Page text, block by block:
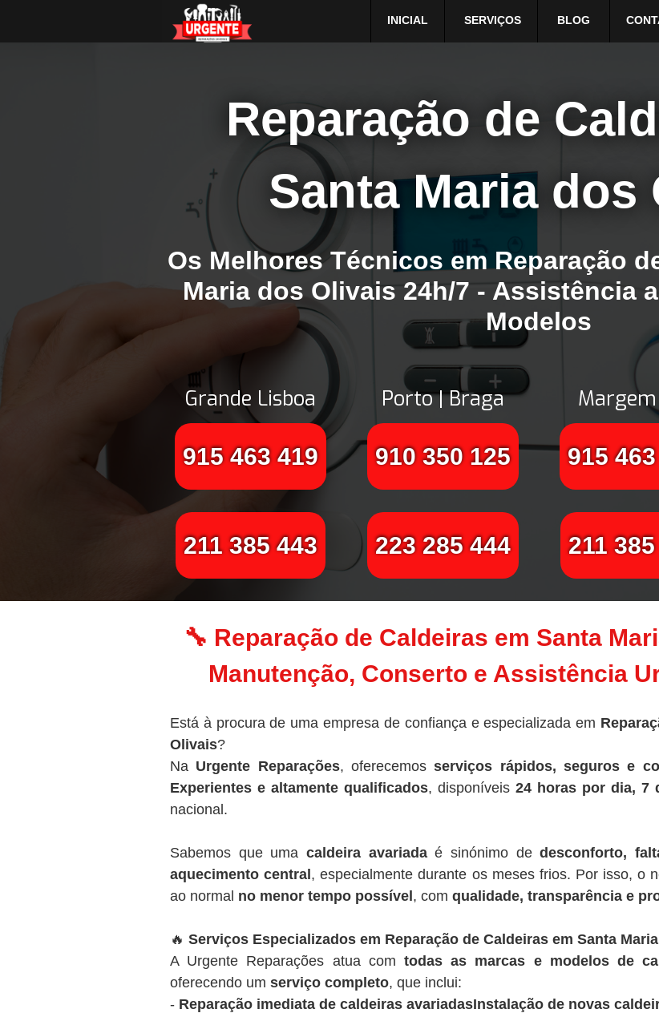
INICIAL SERVIÇOS BLOG
Reparação de
Santa Maria dos
Os Melhores Técnicos em Reparação
Maria dos Olivais 24h/7 - Assistência
Modelos
Grande Lisboa
915 463 419
211 385 443
Porto | Braga
910 350 125
223 285 444
915
211
🔧 Reparação de Caldeiras em Santa
Manutenção, Conserto e Assistência
Está à procura de uma empresa de confiança e especializada em
Olivais?
Na Urgente Reparações, oferecemosserviços rápidos, seguros e
Experientes e altamente qualificados, disponíveis 24 horas por dia, 7
nacional.
Sabemos que uma caldeira avariadaé sinónimo dedesconforto,
aquecimento central , especialmente durante os meses frios. Por isso, o
ao normal no menor tempo possível , com qualidade, transparência e
🔥 Serviços Especializados em Reparação de Caldeiras em Santa
A Urgente Reparações atua com todas as marcas e modelos de
oferecendo um serviço completo, que inclui:
- Reparação imediata de caldeiras avariadasInstalação de novas